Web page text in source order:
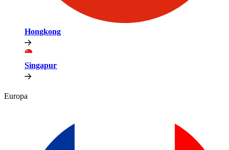
Hongkong​​
Singapur​​
Europa​​